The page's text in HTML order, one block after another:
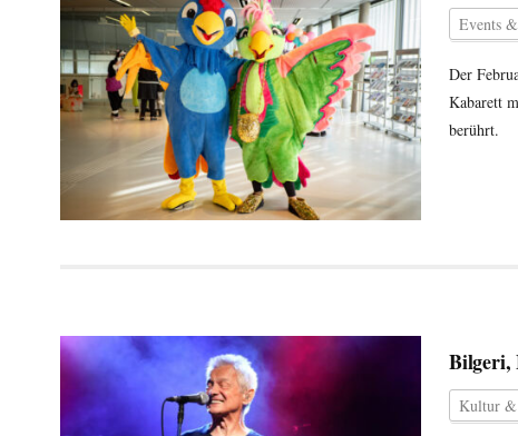
Events
Der
Kabarett
berührt.
Bilgeri,
Kultur